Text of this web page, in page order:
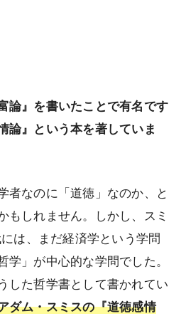
論』を書いたことで有名です
論』という本を著していま
者なのに「道徳」なのか、と
もしれません。しかし、スミ
は、まだ経済学という学問
学」が中心的な学問でした。
した哲学書として書かれてい
ダム・スミスの『道徳感情